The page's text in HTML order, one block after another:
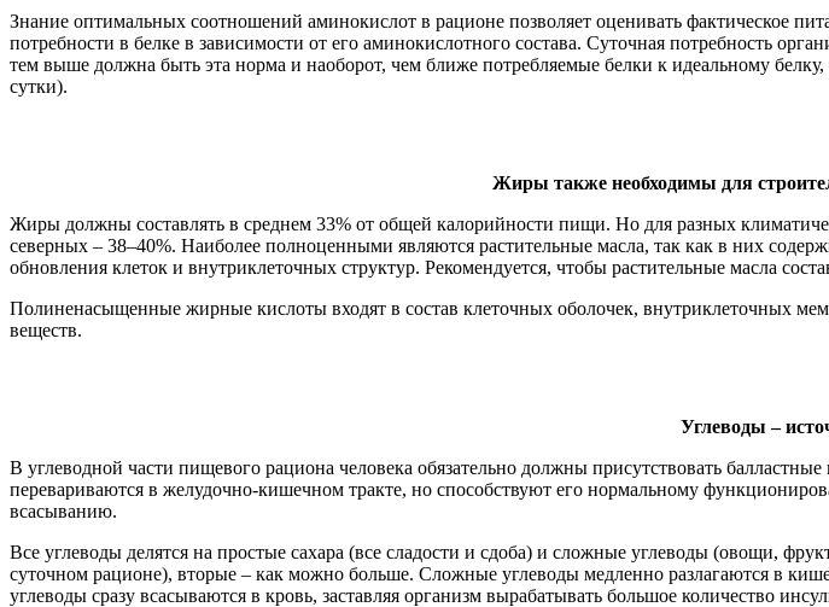
Знание оптимальных соотношений аминокислот в рационе позволяет оценивать фактическое
потребности в белке в зависимости от его аминокислотного состава. Суточная потребность
тем выше должна быть эта норма и наоборот, чем ближе потребляемые белки к идеальному
сутки).
Жиры также необходимы для
Жиры должны составлять в среднем 33% от общей калорийности пищи. Но для разных
северных – 38–40%. Наиболее полноценными являются растительные масла, так как в них
обновления клеток и внутриклеточных структур. Рекомендуется, чтобы растительные масла
Полиненасыщенные жирные кислоты входят в состав клеточных оболочек, внутриклеточных
веществ.
Углеводы –
В углеводной части пищевого рациона человека обязательно должны присутствовать
перевариваются в желудочно-кишечном тракте, но способствуют его нормальному
всасыванию.
Все углеводы делятся на простые сахара (все сладости и сдоба) и сложные углеводы (овощи,
суточном рационе), вторые – как можно больше. Сложные углеводы медленно разлагаются в
углеводы сразу всасываются в кровь, заставляя организм вырабатывать большое количество